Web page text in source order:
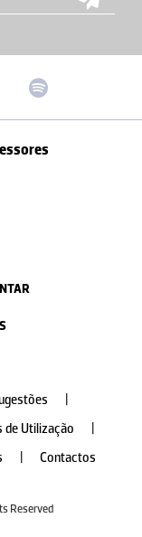
de Utilização
Contactos
Reserved